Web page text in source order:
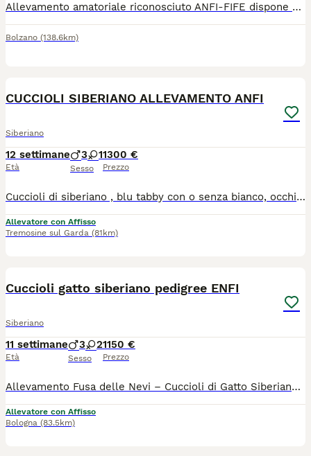
Allevamento amatoriale riconosciuto ANFI-FIFE dispone di meraviglioso cucciolo maschio di Gatto Siberiano Neva Masquerade nato il 27 Marzo 2026 e quindi già pronto a raggiungere la sua nuova amorevole famiglia. Il cucciolo, figlio di entrambi genitori Campioni di Bellezza, verrà ceduto con libretto sanitario attestante le vaccinazioni e le sverminazioni effettuate, con microchip inserito e dunque regolarmente iscritto all'anagrafe canina, con contratto di cessione da compagnia (quindi con obbligo di sterilizzazione), con copia dei test eseguiti su entrambi i genitori ed ovviamente avrà il pedigree ANFI. Ci troviamo in provincia di Bolzano ma eventualmente possiamo consegnare personalmente il cucciolo in quasi tutte le regioni d'Italia.
Bolzano (138.6km)
CUCCIOLI SIBERIANO ALLEVAMENTO ANFI
Siberiano
12 settimane
Età
3 1
Sesso
1300 €
Prezzo
Cuccioli di siberiano , blu tabby con o senza bianco, occhi verdi. test genetici dei genitori completi ,chip, vaccini completi, certificato di buona salute
Allevatore con Affisso
Tremosine sul Garda (81km)
Cuccioli gatto siberiano pedigree ENFI
Siberiano
11 settimane
Età
3 2
Sesso
1150 €
Prezzo
Allevamento Fusa delle Nevi – Cuccioli di Gatto Siberiano con Pedigree ENFI ❄️ Con passione e dedizione alleviamo pochi cuccioli all’anno, seguendoli ogni giorno in un ambiente familiare, dove crescono circondati da amore, attenzioni e una corretta socializzazione. 🐾 Sono disponibili 4 splendidi cuccioli di Gatto Siberiano, pronti a raggiungere le loro nuove famiglie tra fine agosto e i primi di settembre. Ogni cucciolo viene affidato con: ✔️ Pedigree ENFI ✔️ Libretto sanitario ✔️ Vaccinazioni e sverminazioni effettuate ✔️ Contratto di cessione ✔️ Garanzie sanitarie - [x] I genitori sono entrambi con pedigree ENFI, testati FIV e FeLV negativi ed esenti da patologie cardiache ereditarie. Sarà possibile venire a conoscere senza alcun impegno i cuccioli, i loro genitori e il nostro allevamento. 📍 Bologna Se non sei della zona contattaci per fare videochiamata 💶 Costo del cucciolo: € 1.150 ℹ️ Una precisazione importante. I nostri cuccioli non sono in regalo né in adozione. La cifra richiesta rappresenta un investimento e riflette il lavoro svolto con serietà e passione: selezione accurata dei riproduttori, controlli sanitari, pedigree ENFI, cure veterinarie, alimentazione di qualità, crescita in ambiente familiare e garanzie sulla salute. Per noi ogni cucciolo è prima di tutto un membro della famiglia e desideriamo affidarlo a persone che comprendano il valore di un allevamento responsabile e l’impegno che comporta accogliere un compagno di vita. Grazie a chi sceglie la qualità, la trasparenza e il benessere dei nostri gatt
Allevatore con Affisso
Bologna (83.5km)